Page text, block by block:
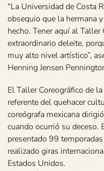
“La Universidad de Costa
obsequio que la hermana
hecho. Tener aquí al
extraordinario deleite,
muy alto nivel artístico”,
Henning Jensen
El Taller Coreográfico de
referente del quehacer
coreógrafa mexicana
cuando ocurrió su deceso.
presentado 99
realizado giras
Estados Unidos.